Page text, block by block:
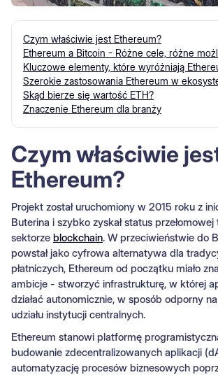
Czym właściwie jest Ethereum?
Ethereum a Bitcoin - Różne cele, różne
Kluczowe elementy, które wyróżniają
Szerokie zastosowania Ethereum w
Skąd bierze się wartość ETH?
Znaczenie Ethereum dla branży
Czym właściwie
Ethereum?
Projekt został uruchomiony w 2015 roku z
Buterina i szybko zyskał status
sektorze blockchain. W przeciwieństwie do
powstał jako cyfrowa alternatywa dla
płatniczych, Ethereum od początku miało
ambicje - stworzyć infrastrukturę, w której
działać autonomicznie, w sposób odporny
udziału instytucji centralnych.
Ethereum stanowi platformę
budowanie zdecentralizowanych aplikacji
automatyzację procesów biznesowych